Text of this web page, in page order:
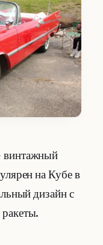
на Кубе в
дизайн с